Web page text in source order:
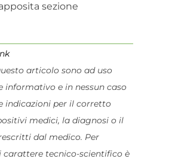
sezione
articolo sono ad uso
informativo e in nessun caso
indicazioni per il corretto
medici, la diagnosi o il
dal medico. Per
tecnico-scientifico è